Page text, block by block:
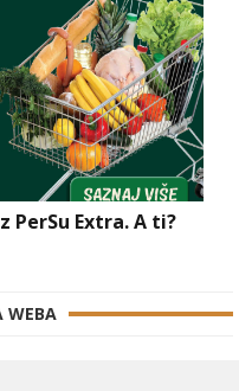
PerSu Extra. A ti?
WEBA